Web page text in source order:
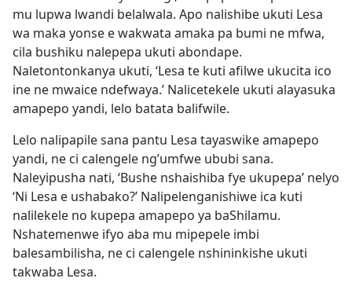
mu lupwa lwandi belalwala. Apo nalishibe ukuti Lesa
wa maka yonse e wakwata amaka pa bumi ne mfwa,
cila bushiku nalepepa ukuti abondape.
Naletontonkanya ukuti, ‘Lesa te kuti afilwe ukucita ico
ine ne mwaice ndefwaya.’ Nalicetekele ukuti alayasuka
amapepo yandi, lelo batata balifwile.
Lelo nalipapile sana pantu Lesa tayaswike amapepo
yandi, ne ci calengele ng’umfwe ububi sana.
Naleyipusha nati, ‘Bushe nshaishiba fye ukupepa’ nelyo
‘Ni Lesa e ushabako?’ Nalipelenganishiwe ica kuti
nalilekele no kupepa amapepo ya baShilamu.
Nshatemenwe ifyo aba mu mipepele imbi
balesambilisha, ne ci calengele nshininkishe ukuti
takwaba Lesa.